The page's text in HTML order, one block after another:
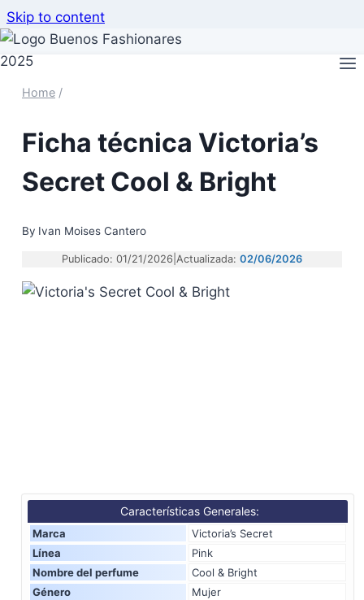
Skip to content
Home /
Ficha técnica Victoria’s
Secret Cool & Bright
By Ivan Moises Cantero
Publicado: 01/21/2026 Actualizada: 02/06/2026
Características Generales:
Marca
Victoria’s Secret
Línea
Pink
Nombre del perfume
Cool & Bright
Género
Mujer